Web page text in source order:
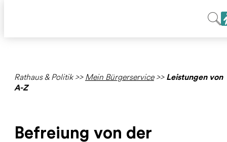
Rathaus & Politik>> Mein Bürgerservice>> Leistungen von
A-Z
Befreiung von der